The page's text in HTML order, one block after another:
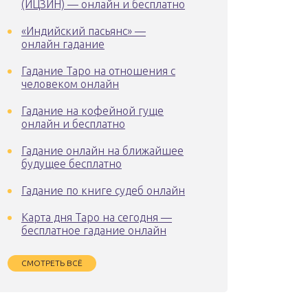
(ИЦЗИН) — онлайн и бесплатно
«Индийский пасьянс» —
онлайн гадание
Гадание Таро на отношения с
человеком онлайн
Гадание на кофейной гуще
онлайн и бесплатно
Гадание онлайн на ближайшее
будущее бесплатно
Гадание по книге судеб онлайн
Карта дня Таро на сегодня —
бесплатное гадание онлайн
СМОТРЕТЬ ВСЁ